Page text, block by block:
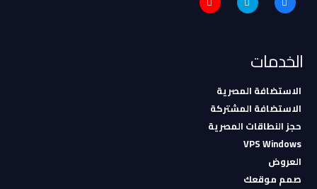
الخدمات
الاستضافة المصرية
الاستضافة المشتركة
حجز النطاقات المصرية
VPS Windows
العروض
صمم موقعك